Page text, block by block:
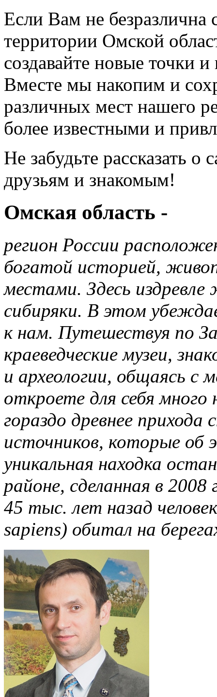
Если Вам не безразлична
территории Омской
создавайте новые точки
Вместе мы накопим и
различных мест нашего
более известными и
Не забудьте рассказать о
друзьям и знакомым!
Омская область -
регион России
богатой историей,
местами. Здесь
сибиряки. В этом
к нам. Путешествуя по
краеведческие музеи,
и археологии, общаясь
откроете для себя
гораздо древнее
источников, которые об
уникальная находка
районе, сделанная в
45 тыс. лет назад
sapiens) обитал на